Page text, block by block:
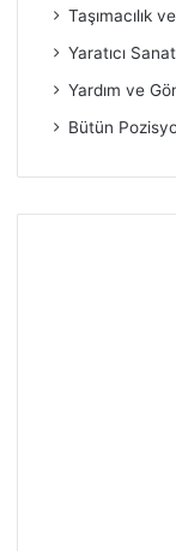
Taşımacılık
Yaratıcı
Yardım ve
Bütün